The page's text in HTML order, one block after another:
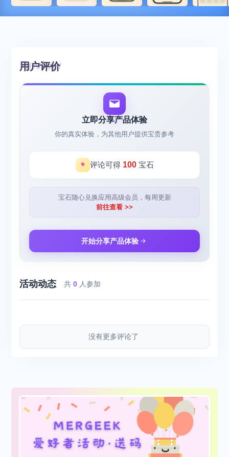
用户评价
立即分享产品体验
你的真实体验，为其他用户提供宝贵参考
评论可得 100宝石
宝石随心兑换应用高级会员，每周更新
前往查看 >>
开始分享产品体验
活动动态 共0 人参加
没有更多评论了